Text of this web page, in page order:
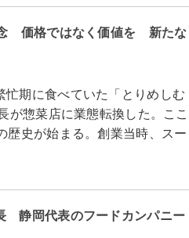
念 価格ではなく価値を 新たな
期に食べていた「とりめしむ
が惣菜店に業態転換した。ここ
歴史が始まる。創業当時、スー
静岡代表のフードカンパニー